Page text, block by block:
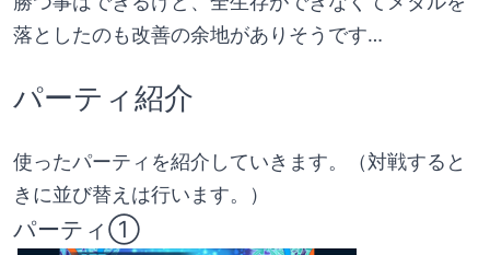
落としたのも改善の余地がありそうです…
パーティ紹介
使ったパーティを紹介していきます。（対戦すると
きに並び替えは行います。）
パーティ①